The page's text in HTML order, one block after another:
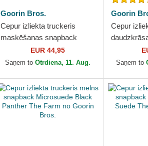
Goorin Bros.
Cepur izliekta truckeris
maskēšanas snapback
Realtree Edge Black Panther
The Farm no Goorin Bros.
EUR 44,95
Saņem toOtrdiena, 11. Aug.
Goorin
Cepur
The
Goorin
Saņem to